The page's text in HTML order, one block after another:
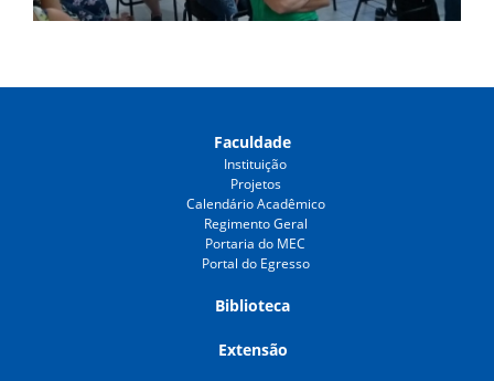
Faculdade
Instituição
Projetos
Calendário Acadêmico
Regimento Geral
Portaria do MEC
Portal do Egresso
Biblioteca
Extensão